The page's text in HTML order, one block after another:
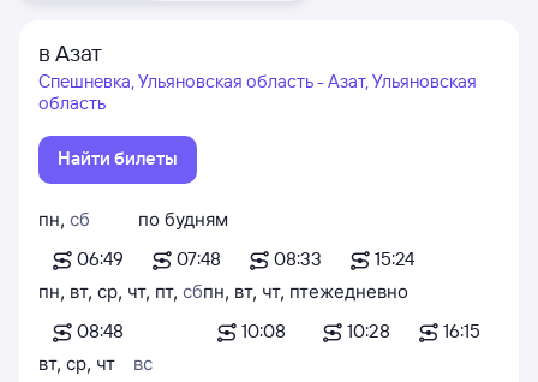
в Азат
Спешневка, Ульяновская область - Азат, Ульяновская
область
Найти билеты
пн, сб
06:49
по будням
07:48
08:33
15:24
пн, вт, ср, чт, пт, сб
08:48
пн, вт, чт, пт
10:08
ежедневно
10:28
16:15
вт, ср, чт
вс